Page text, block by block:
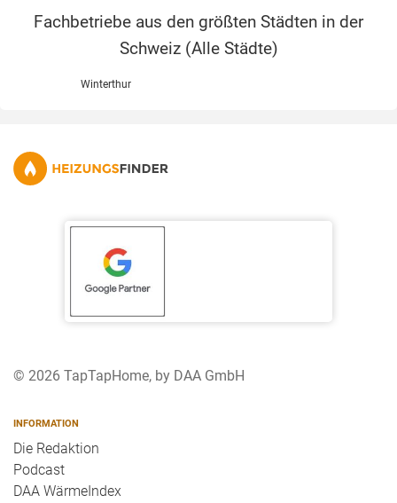
Fachbetriebe aus den größten Städten in der
Schweiz (Alle Städte)
Winterthur
© 2026 TapTapHome, by DAA GmbH
INFORMATION
Die Redaktion
Podcast
DAA WärmeIndex